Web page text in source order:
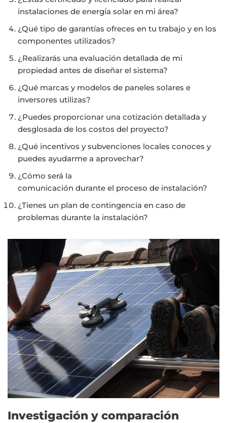
instalaciones de energía solar en mi área?
¿Qué tipo de garantías ofreces en tu trabajo y en los
componentes utilizados?
¿Realizarás una evaluación detallada de mi
propiedad antes de diseñar el sistema?
¿Qué marcas y modelos de paneles solares e
inversores utilizas?
¿Puedes proporcionar una cotización detallada y
desglosada de los costos del proyecto?
¿Qué incentivos y subvenciones locales conoces y
puedes ayudarme a aprovechar?
¿Cómo será la
comunicación durante el proceso de instalación?
¿Tienes un plan de contingencia en caso de
problemas durante la instalación?
Investigación y comparación